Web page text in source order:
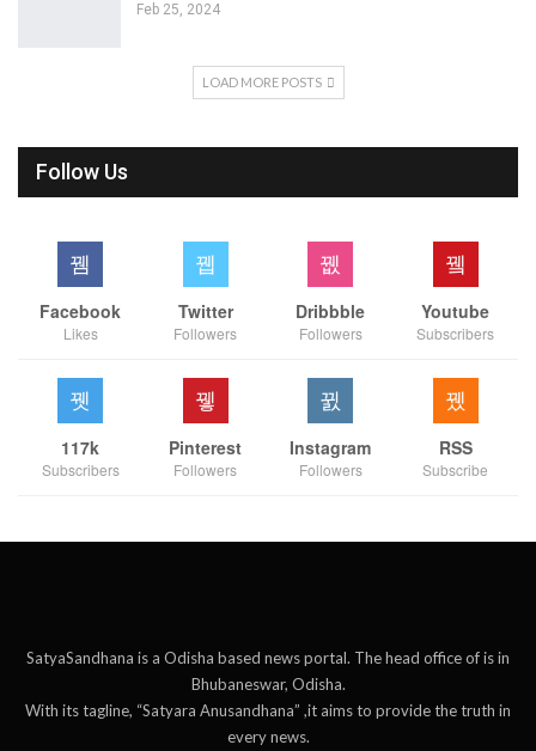
Feb 25, 2024
LOAD MORE POSTS
Follow Us
Facebook
Likes
Twitter
Followers
Dribbble
Followers
Youtube
Subscribers
117k
Subscribers
Pinterest
Followers
Instagram
Followers
RSS
Subscribe
SatyaSandhana is a Odisha based news portal. The head office of is in
Bhubaneswar, Odisha.
With its tagline, “Satyara Anusandhana” ,it aims to provide the truth in
every news.